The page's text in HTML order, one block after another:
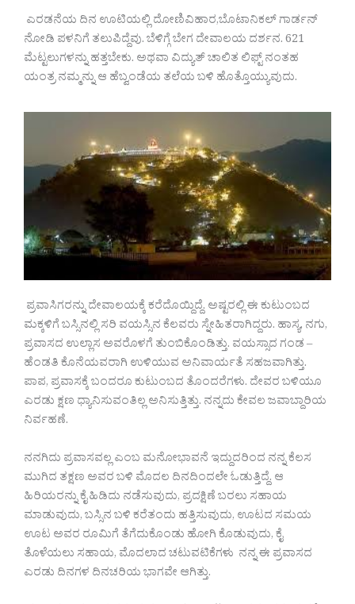
ಎರಡನೆಯ ದಿನ ಊಟಿಯಲ್ಲಿ ದೋಣಿವಿಹಾರ,ಬೊಟಾನಿಕಲ್ ಗಾರ್ಡನ್
ನೋಡಿ ಪಳನಿಗೆ ತಲುಪಿದ್ದೆವು. ಬೆಳಿಗ್ಗೆ ಬೇಗ ದೇವಾಲಯ ದರ್ಶನ. 621
ಮೆಟ್ಟಲುಗಳನ್ನು ಹತ್ತಬೇಕು. ಅಥವಾ ವಿದ್ಯುತ್ ಚಾಲಿತ ಲಿಫ್ಟ್ ನಂತಹ
ಯಂತ್ರ ನಮ್ಮನ್ನು ಆ ಹೆಬ್ವಂಡೆಯ ತಲೆಯ ಬಳಿ ಹೊತ್ತೊಯ್ಯುವುದು.
ಪ್ರವಾಸಿಗರನ್ನು ದೇವಾಲಯಕ್ಕೆ ಕರೆದೊಯ್ದಿದ್ದೆ. ಅಷ್ಟರಲ್ಲಿ ಈ ಕುಟುಂಬದ
ಮಕ್ಕಳಿಗೆ ಬಸ್ಸಿನಲ್ಲಿ ಸರಿ ವಯಸ್ಸಿನ ಕೆಲವರು ಸ್ನೇಹಿತರಾಗಿದ್ದರು. ಹಾಸ್ಯ, ನಗು,
ಪ್ರವಾಸದ ಉಲ್ಲಾಸ ಅವರೊಳಗೆ ತುಂಬಿಕೊಂಡಿತ್ತು. ವಯಸ್ಸಾದ ಗಂಡ –
ಹೆಂಡತಿ ಕೊನೆಯವರಾಗಿ ಉಳಿಯುವ ಅನಿವಾರ್ಯತೆ ಸಹಜವಾಗಿತ್ತು.
ಪಾಪ, ಪ್ರವಾಸಕ್ಕೆ ಬಂದರೂ ಕುಟುಂಬದ ತೊಂದರೆಗಳು. ದೇವರ ಬಳಿಯೂ
ಎರಡು ಕ್ಷಣ ಧ್ಯಾನಿಸುವಂತಿಲ್ಲ ಅನಿಸುತ್ತಿತ್ತು. ನನ್ನದು ಕೇವಲ ಜವಾಬ್ದಾರಿಯ
ನಿರ್ವಹಣೆ.
ನನಗಿದು ಪ್ರವಾಸವಲ್ಲ ಎಂಬ ಮನೋಭಾವನೆ ಇದ್ದುದರಿಂದ ನನ್ನ ಕೆಲಸ
ಮುಗಿದ ತಕ್ಷಣ ಅವರ ಬಳಿ ಮೊದಲ ದಿನದಿಂದಲೇ ಓಡುತ್ತಿದ್ದೆ. ಆ
ಹಿರಿಯರನ್ನು ಕೈ ಹಿಡಿದು ನಡೆಸುವುದು, ಪ್ರದಕ್ಷಿಣೆ ಬರಲು ಸಹಾಯ
ಮಾಡುವುದು, ಬಸ್ಸಿನ ಬಳಿ ಕರೆತಂದು ಹತ್ತಿಸುವುದು, ಊಟದ ಸಮಯ
ಊಟ ಅವರ ರೂಮಿಗೆ ತೆಗೆದುಕೊಂಡು ಹೋಗಿ ಕೊಡುವುದು, ಕೈ
ತೊಳೆಯಲು ಸಹಾಯ, ಮೊದಲಾದ ಚಟುವಟಿಕೆಗಳು ನನ್ನ ಈ ಪ್ರವಾಸದ
ಎರಡು ದಿನಗಳ ದಿನಚರಿಯ ಭಾಗವೇ ಆಗಿತ್ತು.